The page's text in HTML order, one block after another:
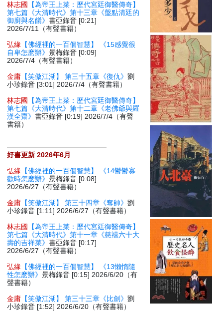
林志國
【為帝王上菜：歷代宮廷御醫傳奇】
第七篇《大清時代》第十三章《盤點清廷的
御廚與名餚》書亞錄音 [0:21]
2026/7/11（有聲書籍）
弘緣 【佛經裡的一百個智慧】 《15感覺很
自卑怎麽辦》景梅錄音 [0:09]
2026/7/4（有聲書籍）
金庸 【笑傲江湖】 第三十五章《復仇》劉
小珍錄音 [3:01] 2026/7/4（有聲書籍）
林志國
【為帝王上菜：歷代宮廷御醫傳奇】
第七篇《大清時代》第十二章《老佛爺與羅
漢全齋》書亞錄音 [0:19] 2026/7/4（有聲
書籍）
好書更新 2026年6月
弘緣 【佛經裡的一百個智慧】 《14鬱鬱寡
歡時怎麽辦》景梅錄音 [0:08]
2026/6/27（有聲書籍）
金庸 【笑傲江湖】 第三十四章《奪帥》劉
小珍錄音 [1:11] 2026/6/27（有聲書籍）
林志國
【為帝王上菜：歷代宮廷御醫傳奇】
第七篇《大清時代》第十一章《慈禧六十大
壽的吉祥菜》書亞錄音 [0:17]
2026/6/27（有聲書籍）
弘緣 【佛經裡的一百個智慧】 《13懶惰隨
性怎麽辦》景梅錄音 [0:15] 2026/6/20（有
聲書籍）
金庸 【笑傲江湖】 第三十三章《比劍》劉
小珍錄音 [1:52] 2026/6/20（有聲書籍）